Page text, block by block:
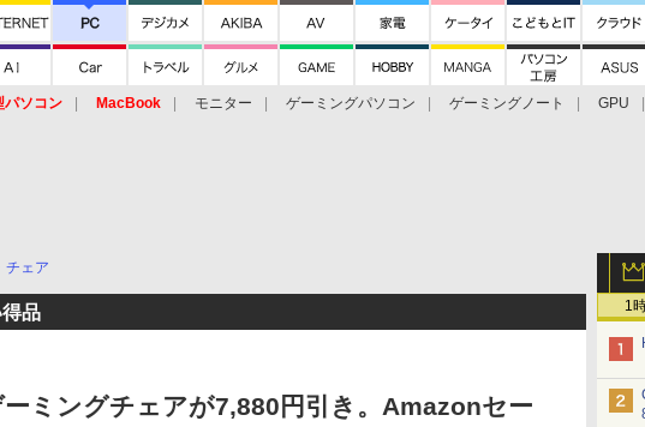
パソコン MacBook モニター ゲーミングパソコン ゲーミングノート
GPU
1
チェア
品
ミングチェアが7,880円引き。Amazonセー